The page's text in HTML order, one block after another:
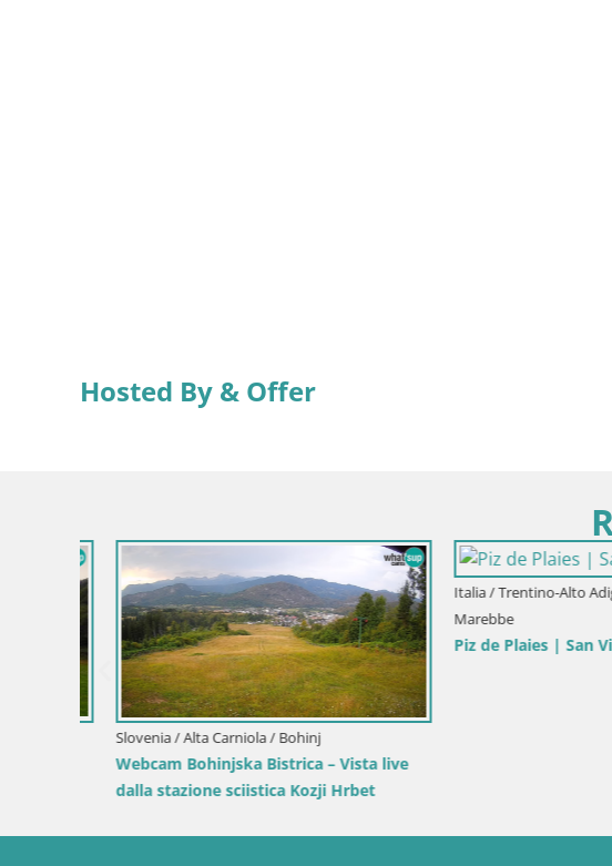
Hosted By & Offer
Slovenia / Alta Carniola / Bohinj
Webcam Bohinjska Bistrica – Vista live
dalla stazione sciistica Kozji Hrbet
Italia / Trentino-Alto Adige /
Marebbe
Piz de Plaies | San Vigilio